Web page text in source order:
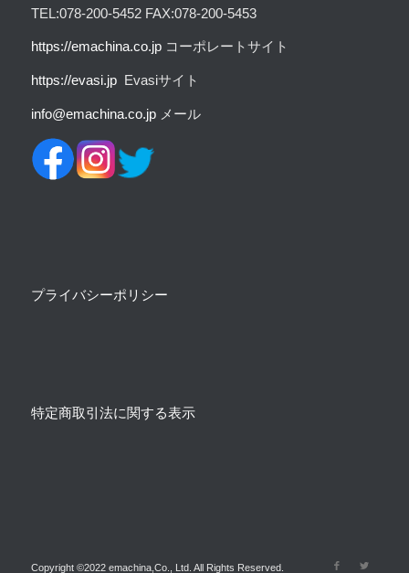
TEL:078-200-5452 FAX:078-200-5453
https://emachina.co.jpコーポレートサイト
https://evasi.jpEvasiサイト
info@emachina.co.jp メール
プライバシーポリシー
特定商取引法に関する表示
Copyright ©2022 emachina,Co., Ltd. All Rights Reserved.